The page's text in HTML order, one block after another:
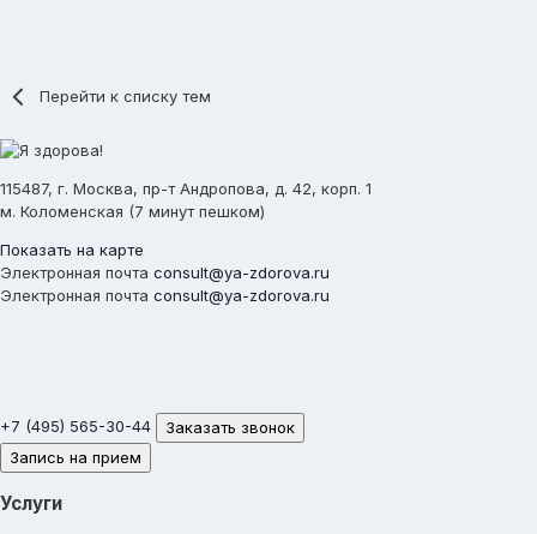
Перейти к списку тем
115487, г. Москва, пр-т Андропова, д. 42, корп. 1
м. Коломенская (7 минут пешком)
Показать на карте
Электронная почта consult@ya-zdorova.ru
Электронная почта consult@ya-zdorova.ru
+7 (495) 565-30-44
Заказать звонок
Запись на прием
Услуги